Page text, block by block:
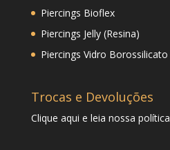
Piercings Bioflex
Piercings Jelly (Resina)
Piercings Vidro Borossilicato
Trocas e Devoluções
Clique aqui e leia nossa política